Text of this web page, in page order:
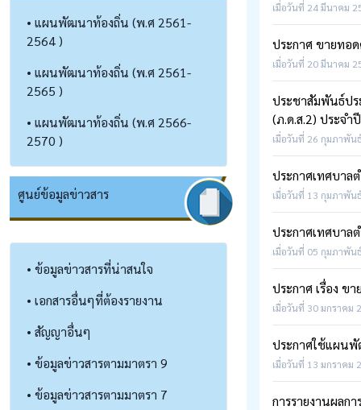
• แผนพัฒนาท้องถิ่น (พ.ศ 2561-
2564 )
• แผนพัฒนาท้องถิ่น (พ.ศ 2561-
2565 )
• แผนพัฒนาท้องถิ่น (พ.ศ 2566-
2570 )
ศูนย์ข้อมูลข่าวสาร
• ข้อมูลข่าวสารที่น่าสนใจ
• เอกสารอื่นๆที่ต้องรายงาน
• สัญญาอื่นๆ
• ข้อมูลข่าวสารตามมาตรา 9
• ข้อมูลข่าวสารตามมาตรา 7
เมื่อวันที่ 24 มีนาคม
ประกาศ ขายทอ
เมื่อวันที่ 20 มีนาคม
ประชาสัมพันธ์ปร
(ภ.ด.ส.2) ประจ
เมื่อวันที่ 26 กุมภาพัน
ประกาศเทศบาล
เมื่อวันที่ 13 กุมภาพัน
ประกาศเทศบาล
เมื่อวันที่ 05 กุมภาพัน
ประกาศ เรื่อง
เมื่อวันที่ 30 มกราคม
ประกาศใช้แผน
เมื่อวันที่ 13 มกราคม
การรายงานผล